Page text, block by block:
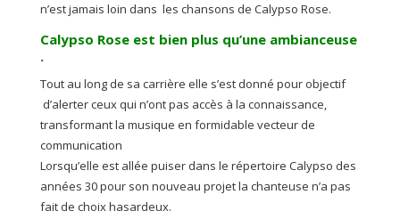
n’est jamais loin dans les chansons de Calypso Rose.
Calypso Rose est bien plus qu’une ambianceuse
.
Tout au long de sa carrière elle s’est donné pour objectif
d’alerter ceux qui n’ont pas accès à la connaissance,
transformant la musique en formidable vecteur de
communication
Lorsqu’elle est allée puiser dans le répertoire Calypso des
années 30 pour son nouveau projet la chanteuse n’a pas
fait de choix hasardeux.